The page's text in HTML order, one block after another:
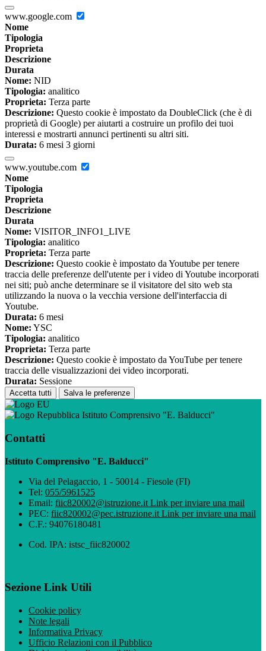
www.google.com
Nome
Tipologia
Proprieta
Descrizione
Durata
Nome: NID
Tipologia: analitico
Proprieta: Terza parte
Descrizione: Questo cookie è impostato da DoubleClick (che è di
proprietà di Google) per aiutarti a costruire un profilo dei tuoi
interessi e mostrarti annunci pertinenti su altri siti.
Durata: 6 mesi 3 giorni
www.youtube.com
Nome
Tipologia
Proprieta
Descrizione
Durata
Nome: VISITOR_INFO1_LIVE
Tipologia: analitico
Proprieta: Terza parte
Descrizione: Questo cookie è impostato da Youtube per tenere
traccia delle preferenze dell'utente per i video di Youtube incorporati
nei siti; può anche determinare se il visitatore del sito web sta
utilizzando la nuova o la vecchia versione dell'interfaccia di
Youtube.
Durata: 6 mesi
Nome: YSC
Tipologia: analitico
Proprieta: Terza parte
Descrizione: Questo cookie è impostato da YouTube per tenere
traccia delle visualizzazioni dei video incorporati.
Durata: Sessione
Accetta tutti Salva le preferenze
Istituto Comprensivo "E. Balducci"
Contatti
Istituto Comprensivo "E. Balducci"
Via del Pelagaccio, 1 - 50014 - Fiesole (FI)
Tel: 055/5961525
Email: fiic820002@istruzione.it Link per inviare una mail
PEC: fiic820002@pec.istruzione.it Link per inviare una mail
C.F.: 94076180481
Cod. IPA: istsc_fiic820002
Sezione Link Utili
Cookie policy
Note legali
Informativa Privacy
Ufficio Relazioni con il Pubblico